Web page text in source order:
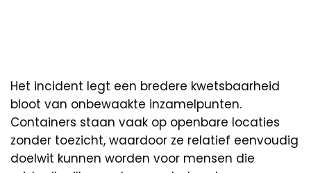
Het incident legt een bredere kwetsbaarheid
bloot van onbewaakte inzamelpunten.
Containers staan vaak op openbare locaties
zonder toezicht, waardoor ze relatief eenvoudig
doelwit kunnen worden voor mensen die